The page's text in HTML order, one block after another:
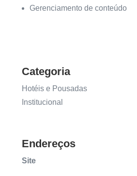
Gerenciamento de conteúdo
Categoria
Hotéis e Pousadas
Institucional
Endereços
Site